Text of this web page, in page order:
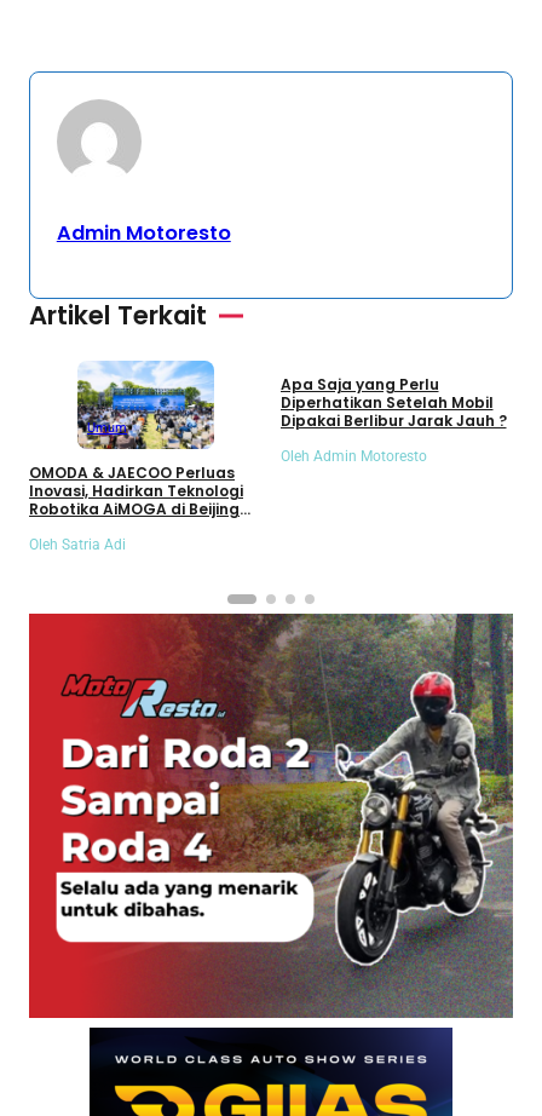
Admin Motoresto
Artikel Terkait
Umum
OMODA & JAECOO Perluas
Inovasi, Hadirkan Teknologi
Robotika AiMOGA di Beijing
Oleh Satria Adi
Apa Saja yang Perlu
Diperhatikan Setelah Mobil
Dipakai Berlibur Jarak Jauh ?
Oleh Admin Motoresto